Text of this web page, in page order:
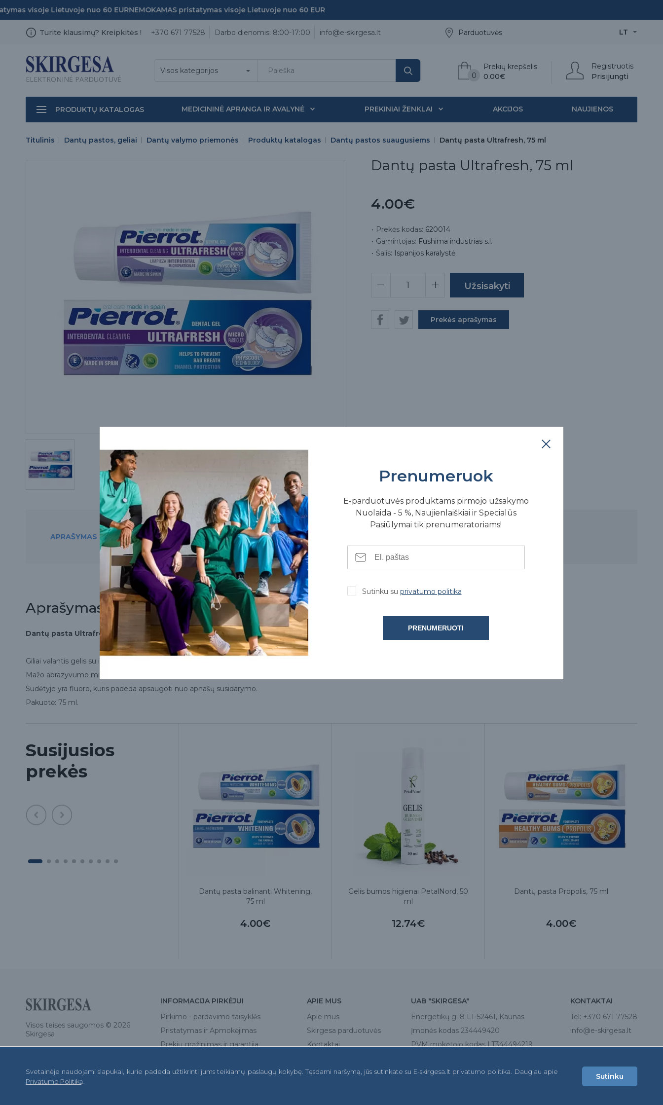
visoje Lietuvoje nuo 60 EURNEMOKAMAS pristatymas visoje Lietuvoje nuo 60 EUR
Turite klausimų? Kreipkitės ! +370 671 77528 Darbo dienomis: 8:00-17:00 info@e-skirgesa.lt LT
Parduotuvės
ELEKTRONINĖ PARDUOTUVĖ
Registruotis
Prisijungti
Prekių krepšelis
0.00€
0
Visos kategorijos
PRODUKTŲ KATALOGAS MEDICININĖ APRANGA IR AVALYNĖ PREKINIAI ŽENKLAI AKCIJOS NAUJIENOS
Titulinis Dantų pastos, geliai Dantų valymo priemonės Produktų katalogas Dantų pastos suaugusiems Dantų pasta Ultrafresh, 75 ml
Dantų pasta Ultrafresh, 75 ml
4.00€
Prekės kodas: 620014
Gamintojas: Fushima industrias s.l.
Šalis: Ispanijos karalystė
Prekės aprašymas
APRAŠYMAS PREKĘ RASITE ŠIOSE FIZINĖSE PARDUOTUVĖSE
Aprašymas
Dantų pasta Ultrafresh, 75 ml
Giliai valantis gelis su ilgalaikiu ypač gaiviu mėtų aromatu.
Mažo abrazyvumo mikrodalelės, apsaugančios emalį.
Sudėtyje yra fluoro, kuris padeda apsaugoti nuo apnašų susidarymo.
Pakuotė: 75 ml.
Susijusios
prekės
Dantų pasta balinanti Whitening,
75 ml
4.00€
Gelis burnos higienai PetalNord, 50
ml
12.74€
Dantų pasta Propolis, 75 ml
4.00€
Visos teisės saugomos © 2026
Skirgesa
INFORMACIJA PIRKĖJUI
Pirkimo - pardavimo taisyklės
Pristatymas ir Apmokėjimas
Prekių grąžinimas ir garantija
D.U.K.
APIE MUS
Apie mus
Skirgesa parduotuvės
Kontaktai
UAB "SKIRGESA"
Energetikų g. 8 LT-52461, Kaunas
Įmonės kodas 234449420
PVM mokėtojo kodas LT344494219
KONTAKTAI
Tel: +370 671 77528
info@e-skirgesa.lt
Prenumeruok
E-parduotuvės produktams pirmojo užsakymo
Nuolaida - 5 %, Naujienlaiškiai ir Specialūs
Pasiūlymai tik prenumeratoriams!
Sutinku su privatumo politika
PRENUMERUOTI
Svetainėje naudojami slapukai, kurie padeda užtikrinti jums teikiamų paslaugų kokybę. Tęsdami naršymą, jūs sutinkate su E-skirgesa.lt privatumo politika. Daugiau apie
Privatumo Politiką
Sutinku